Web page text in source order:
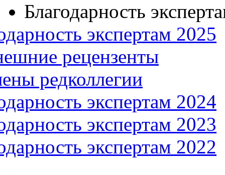
Благодарность
экспертам 2025
рецензенты
редколлегии
экспертам 2024
экспертам 2023
экспертам 2022